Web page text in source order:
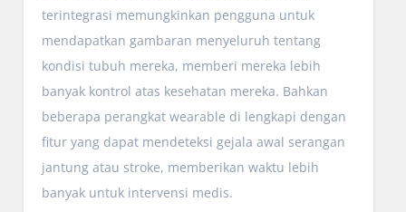
terintegrasi memungkinkan pengguna untuk
mendapatkan gambaran menyeluruh tentang
kondisi tubuh mereka, memberi mereka lebih
banyak kontrol atas kesehatan mereka. Bahkan
beberapa perangkat wearable di lengkapi dengan
fitur yang dapat mendeteksi gejala awal serangan
jantung atau stroke, memberikan waktu lebih
banyak untuk intervensi medis.